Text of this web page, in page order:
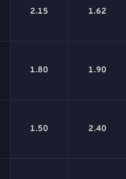
2.15 1.62
1.80 1.90
1.50 2.40